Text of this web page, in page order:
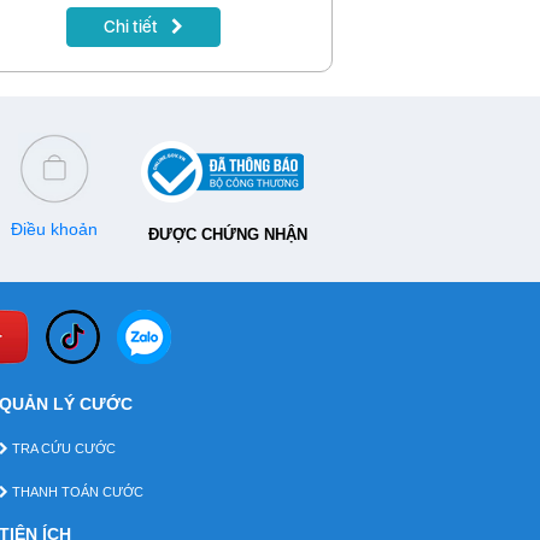
kênh mua sắm mới tại digishop.vnpt.vn.
Chi tiết
Điều khoản ĐƯỢC CHỨNG NHẬN
QUẢN LÝ CƯỚC
TRA CỨU CƯỚC
THANH TOÁN CƯỚC
TIỆN ÍCH